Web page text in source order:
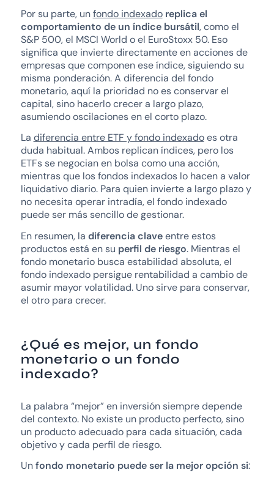
Por su parte, unfondo indexado replica el
comportamiento de un índice bursátil, como el
S&P 500, el MSCI World o el EuroStoxx 50. Eso
significa que invierte directamente en acciones de
empresas que componen ese índice, siguiendo su
misma ponderación. A diferencia del fondo
monetario, aquí la prioridad no es conservar el
capital, sino hacerlo crecer a largo plazo,
asumiendo oscilaciones en el corto plazo.
La diferencia entre ETF y fondo indexadoes otra
duda habitual. Ambos replican índices, pero los
ETFs se negocian en bolsa como una acción,
mientras que los fondos indexados lo hacen a valor
liquidativo diario. Para quien invierte a largo plazo y
no necesita operar intradía, el fondo indexado
puede ser más sencillo de gestionar.
En resumen, la diferencia claveentre estos
productos está en su perfil de riesgo. Mientras el
fondo monetario busca estabilidad absoluta, el
fondo indexado persigue rentabilidad a cambio de
asumir mayor volatilidad. Uno sirve para conservar,
el otro para crecer.
¿Qué es mejor, un fondo
monetario o un fondo
indexado?
La palabra “mejor” en inversión siempre depende
del contexto. No existe un producto perfecto, sino
un producto adecuado para cada situación, cada
objetivo y cada perfil de riesgo.
Unfondo monetario puede ser la mejor opción si: